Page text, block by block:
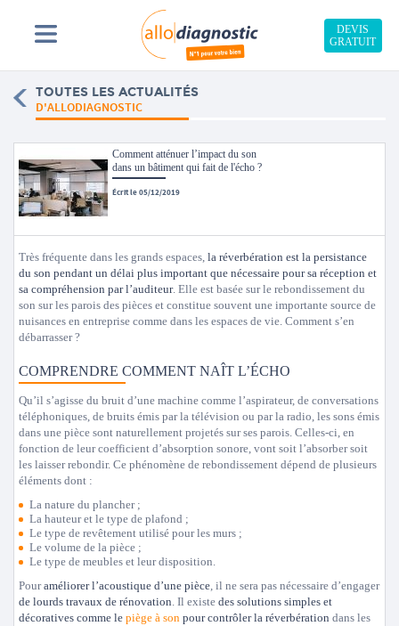
DEVIS
GRATUIT
TOUTES LES ACTUALITÉS
D'ALLODIAGNOSTIC
Comment atténuer l’impact du son
dans un bâtiment qui fait de l'écho ?
Écrit le 05/12/2019
Très fréquente dans les grands espaces, la réverbération est la persistance
du son pendant un délai plus important que nécessaire pour sa réception et
sa compréhension par l’auditeur. Elle est basée sur le rebondissement du
son sur les parois des pièces et constitue souvent une importante source de
nuisances en entreprise comme dans les espaces de vie. Comment s’en
débarrasser ?
COMPRENDRE COMMENT NAÎT L’ÉCHO
Qu’il s’agisse du bruit d’une machine comme l’aspirateur, de conversations
téléphoniques, de bruits émis par la télévision ou par la radio, les sons émis
dans une pièce sont naturellement projetés sur ses parois. Celles-ci, en
fonction de leur coefficient d’absorption sonore, vont soit l’absorber soit
les laisser rebondir. Ce phénomène de rebondissement dépend de plusieurs
éléments dont :
La nature du plancher ;
La hauteur et le type de plafond ;
Le type de revêtement utilisé pour les murs ;
Le volume de la pièce ;
Le type de meubles et leur disposition.
Pouraméliorer l’acoustique d’une pièce, il ne sera pas nécessaire d’engager
de lourds travaux de rénovation. Il existe des solutions simples et
décoratives comme le piège à son pour contrôler la réverbération dans les